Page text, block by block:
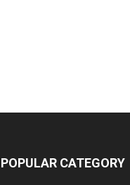
POPULAR CATEGORY